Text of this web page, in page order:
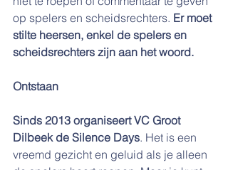
op spelers en scheidsrechters. Er moet
stilte heersen, enkel de spelers en
scheidsrechters zijn aan het woord.
Ontstaan
Sinds 2013 organiseert VC Groot
Dilbeek de Silence Days. Het is een
vreemd gezicht en geluid als je alleen